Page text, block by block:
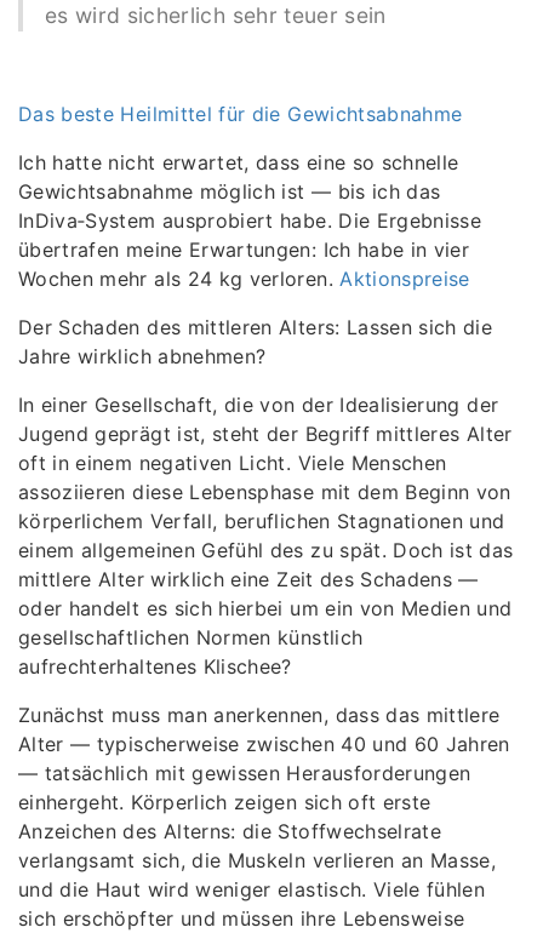
es wird sicherlich sehr teuer sein
Das beste Heilmittel für die Gewichtsabnahme
Ich hatte nicht erwartet, dass eine so schnelle
Gewichtsabnahme möglich ist — bis ich das
InDiva‑System ausprobiert habe. Die Ergebnisse
übertrafen meine Erwartungen: Ich habe in vier
Wochen mehr als 24 kg verloren. Aktionspreise
Der Schaden des mittleren Alters: Lassen sich die
Jahre wirklich abnehmen?
In einer Gesellschaft, die von der Idealisierung der
Jugend geprägt ist, steht der Begriff mittleres Alter
oft in einem negativen Licht. Viele Menschen
assoziieren diese Lebensphase mit dem Beginn von
körperlichem Verfall, beruflichen Stagnationen und
einem allgemeinen Gefühl des zu spät. Doch ist das
mittlere Alter wirklich eine Zeit des Schadens —
oder handelt es sich hierbei um ein von Medien und
gesellschaftlichen Normen künstlich
aufrechterhaltenes Klischee?
Zunächst muss man anerkennen, dass das mittlere
Alter — typischerweise zwischen 40 und 60 Jahren
— tatsächlich mit gewissen Herausforderungen
einhergeht. Körperlich zeigen sich oft erste
Anzeichen des Alterns: die Stoffwechselrate
verlangsamt sich, die Muskeln verlieren an Masse,
und die Haut wird weniger elastisch. Viele fühlen
sich erschöpfter und müssen ihre Lebensweise